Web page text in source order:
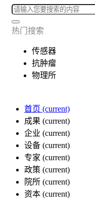
热门搜索
传感器
抗肿瘤
物理所
首页 (current)
成果 (current)
企业 (current)
设备 (current)
专家 (current)
政策 (current)
院所 (current)
资本 (current)